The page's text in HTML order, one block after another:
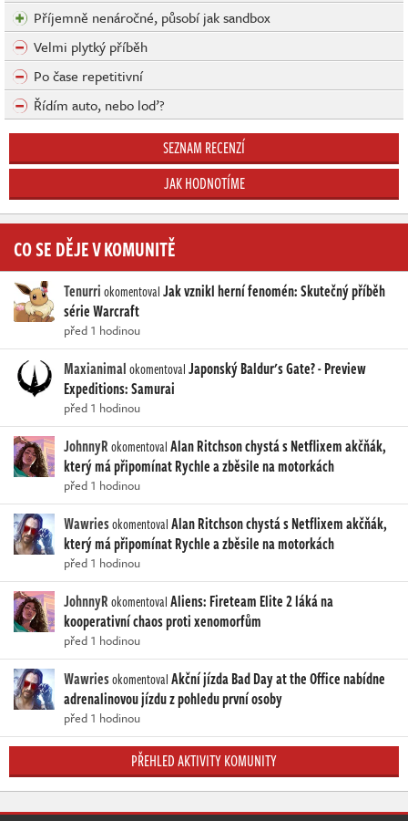
Příjemně nenáročné, působí jak sandbox
Velmi plytký příběh
Po čase repetitivní
Řídím auto, nebo loď?
SEZNAM RECENZÍ
JAK HODNOTÍME
CO SE DĚJE V KOMUNITĚ
TenurriokomentovalJak vznikl herní fenomén: Skutečný příběh
série Warcraft
před 1 hodinou
MaxianimalokomentovalJaponský Baldur's Gate? - Preview
Expeditions: Samurai
před 1 hodinou
JohnnyRokomentovalAlan Ritchson chystá s Netflixem akčňák,
který má připomínat Rychle a zběsile na motorkách
před 1 hodinou
WawriesokomentovalAlan Ritchson chystá s Netflixem akčňák,
který má připomínat Rychle a zběsile na motorkách
před 1 hodinou
JohnnyRokomentovalAliens: Fireteam Elite 2 láká na
kooperativní chaos proti xenomorfům
před 1 hodinou
WawriesokomentovalAkční jízda Bad Day at the Office nabídne
adrenalinovou jízdu z pohledu první osoby
před 1 hodinou
PŘEHLED AKTIVITY KOMUNITY